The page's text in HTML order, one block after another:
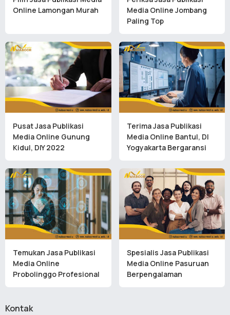
Online Lamongan Murah
Media Online Jombang
Paling Top
Pusat Jasa Publikasi
Media Online Gunung
Kidul, DIY 2022
Terima Jasa Publikasi
Media Online Bantul, DI
Yogyakarta Bergaransi
Temukan Jasa Publikasi
Media Online
Probolinggo Profesional
Spesialis Jasa Publikasi
Media Online Pasuruan
Berpengalaman
Kontak